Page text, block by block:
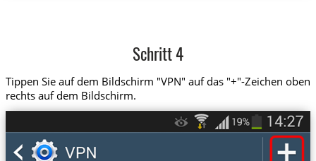
Schritt 4
Tippen Sie auf dem Bildschirm "VPN" auf das "+"-Zeichen oben
rechts auf dem Bildschirm.